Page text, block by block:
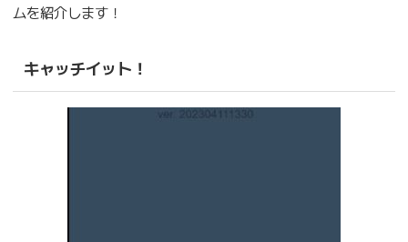
ムを紹介します！
キャッチイット！